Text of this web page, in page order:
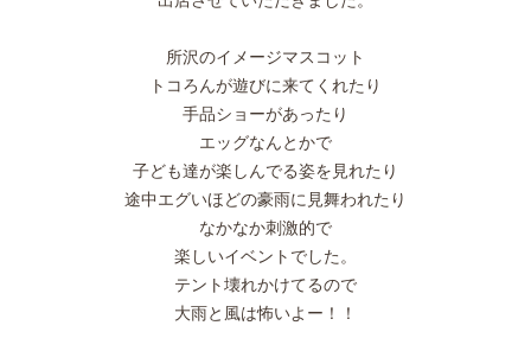
所沢のイメージマスコット
トコろんが遊びに来てくれたり
手品ショーがあったり
エッグなんとかで
子ども達が楽しんでる姿を見れたり
途中エグいほどの豪雨に見舞われたり
なかなか刺激的で
楽しいイベントでした。
テント壊れかけてるので
大雨と風は怖いよー！！